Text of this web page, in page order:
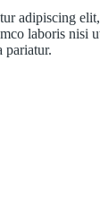
adipiscing
laboris nisi
pariatur.